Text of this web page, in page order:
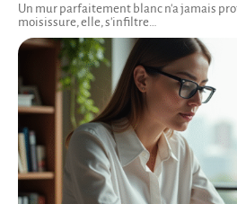
Un mur parfaitement blanc n'a jamais
moisissure, elle, s'infiltre